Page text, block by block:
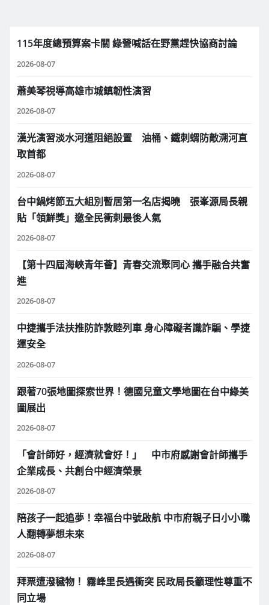
115年度總預算案卡關 綠營喊話在野黨趕快協商討論
2026-08-07
蕭美琴視導高雄市城鎮韌性演習
2026-08-07
漢光演習淡水河道阻絕設置 油桶、鐵刺蝟防敵溯河直
取首都
2026-08-07
台中鍋烤節五大組別暫居第一名店揭曉 張峯源局長親
貼「領鮮獎」邀全民衝刺最後人氣
2026-08-07
【第十四屆海峽青年薈】青春交流聚同心 攜手融合共奮
進
2026-08-07
中捷攜手法扶推防詐敦睦列車 身心障礙者識詐騙、學捷
運安全
2026-08-07
跟著70張地圖探索世界！德國兒童文學地圖在台中綠美
圖展出
2026-08-07
「會計師好，經濟就會好！」 中市府感謝會計師攜手
企業成長、共創台中經濟榮景
2026-08-07
陪孩子一起追夢！幸福台中號啟航 中市府親子日小小職
人翻轉夢想未來
2026-08-07
拜票遭潑穢物！ 霧峰里長遇衝突 民政局長籲理性尊重不
同立場